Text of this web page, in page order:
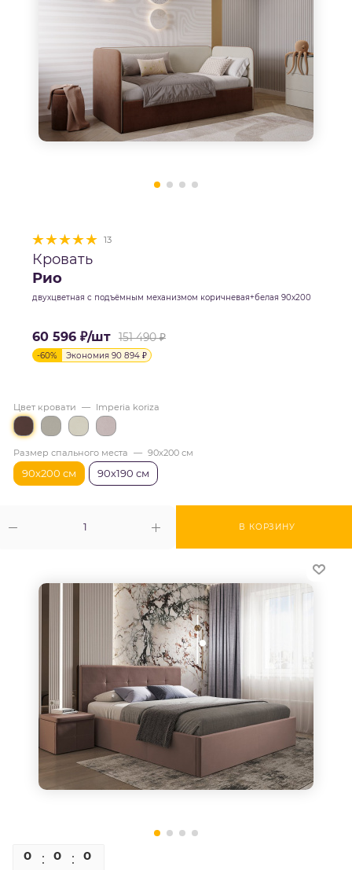
13
Кровать
Рио
двухцветная с подъёмным механизмом коричневая+белая 90х200
60 596 ₽/шт 151 490₽
-60% Экономия 90 894 ₽
В КОРЗИНУ
Цвет кровати — Imperia koriza
Размер спального места — 90х200 см
90х200 см 90х190 см
0 0 0